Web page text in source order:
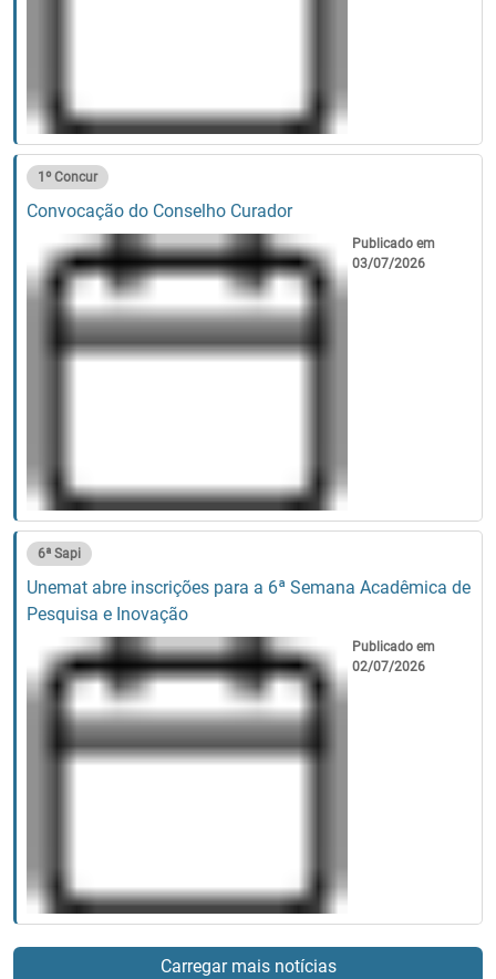
1º Concur
Convocação do Conselho Curador
Publicado em
03/07/2026
6ª Sapi
Unemat abre inscrições para a 6ª Semana Acadêmica de
Pesquisa e Inovação
Publicado em
02/07/2026
Carregar mais notícias